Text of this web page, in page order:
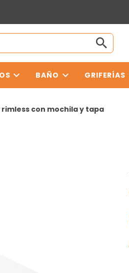
BAÑO GRIFERÍAS
con mochila y tapa